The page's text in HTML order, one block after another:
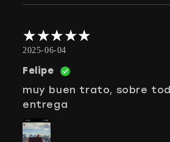
2025-06-04
Felipe
muy buen trato, sobre
entrega